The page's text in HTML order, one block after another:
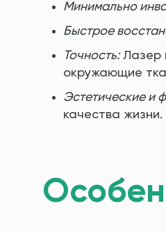
Минимально
Быстрое
Точность:Лазер
окружающие
Эстетические и
качества жизни.